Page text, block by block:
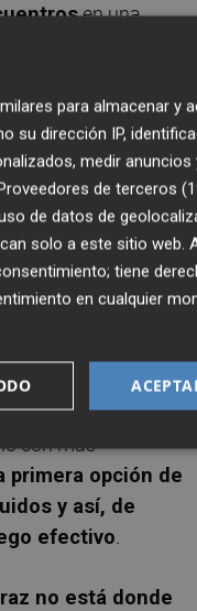
en una
adversario
que se
500 de Pekín por
2-6. El de El
6 (4) y 6-3.
y se interrumpió
por Sinner y
en el
con más
primera opción de
y así, de
efectivo.
no está donde
para almacenar y
su dirección IP,
medir anuncios
de terceros
de datos de
solo a este sitio web.
tiene
en cualquier